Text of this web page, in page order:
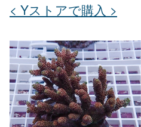
< Yストアで購入 >